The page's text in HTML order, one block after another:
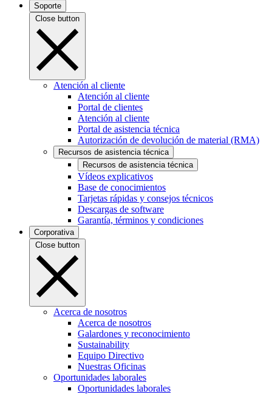
Soporte
Close button
Atención al cliente
Atención al cliente
Portal de clientes
Atención al cliente
Portal de asistencia técnica
Autorización de devolución de material (RMA)
Recursos de asistencia técnica
Recursos de asistencia técnica
Vídeos explicativos
Base de conocimientos
Tarjetas rápidas y consejos técnicos
Descargas de software
Garantía, términos y condiciones
Corporativa
Close button
Acerca de nosotros
Acerca de nosotros
Galardones y reconocimiento
Sustainability
Equipo Directivo
Nuestras Oficinas
Oportunidades laborales
Oportunidades laborales